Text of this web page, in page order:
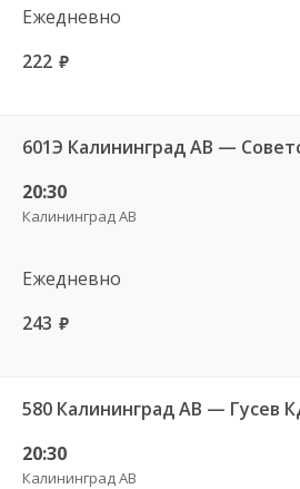
Ежедневно
222 руб.
601Э Калининград АВ —
20:30
Калининград АВ
Ежедневно
243 руб.
20:30
Калининград АВ